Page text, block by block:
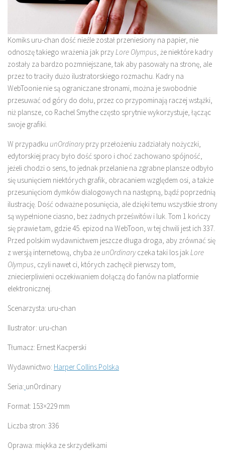
Komiks uru-chan dość nieźle został przeniesiony na papier, nie
odnoszę takiego wrażenia jak przyLore Olympus, że niektóre kadry
zostały za bardzo pozmniejszane, tak aby pasowały na stronę, ale
przez to traciły dużo ilustratorskiego rozmachu. Kadry na
WebToonie nie są ograniczane stronami, można je swobodnie
przesuwać od góry do dołu, przez co przypominają raczej wstążki,
niż plansze, co Rachel Smythe często sprytnie wykorzystuje, łącząc
swoje grafiki.
W przypadku unOrdinaryprzy przełożeniu zadziałały nożyczki,
edytorskiej pracy było dość sporo i choć zachowano spójność,
jeżeli chodzi o sens, to jednak przelanie na zgrabne plansze odbyło
się usunięciem niektórych grafik, obracaniem względem osi, a także
przesunięciom dymków dialogowych na następną, bądź poprzednią
ilustrację. Dość odważne posunięcia, ale dzięki temu wszystkie strony
są wypełnione ciasno, bez żadnych prześwitów i luk. Tom 1 kończy
się prawie tam, gdzie 45. epizod na WebToon, w tej chwili jest ich 337.
Przed polskim wydawnictwem jeszcze długa droga, aby zrównać się
z wersją internetową, chyba że unOrdinaryczeka taki los jakLore
Olympus, czyli nawet ci, których zachęcił pierwszy tom,
zniecierpliwieni oczekiwaniem dołączą do fanów na platformie
elektronicznej.
Scenarzysta: uru-chan
Ilustrator: uru-chan
Tłumacz: Ernest Kacperski
Wydawnictwo: Harper Collins Polska
Seria: unOrdinary
Format: 153×229 mm
Liczba stron: 336
Oprawa: miękka ze skrzydełkami